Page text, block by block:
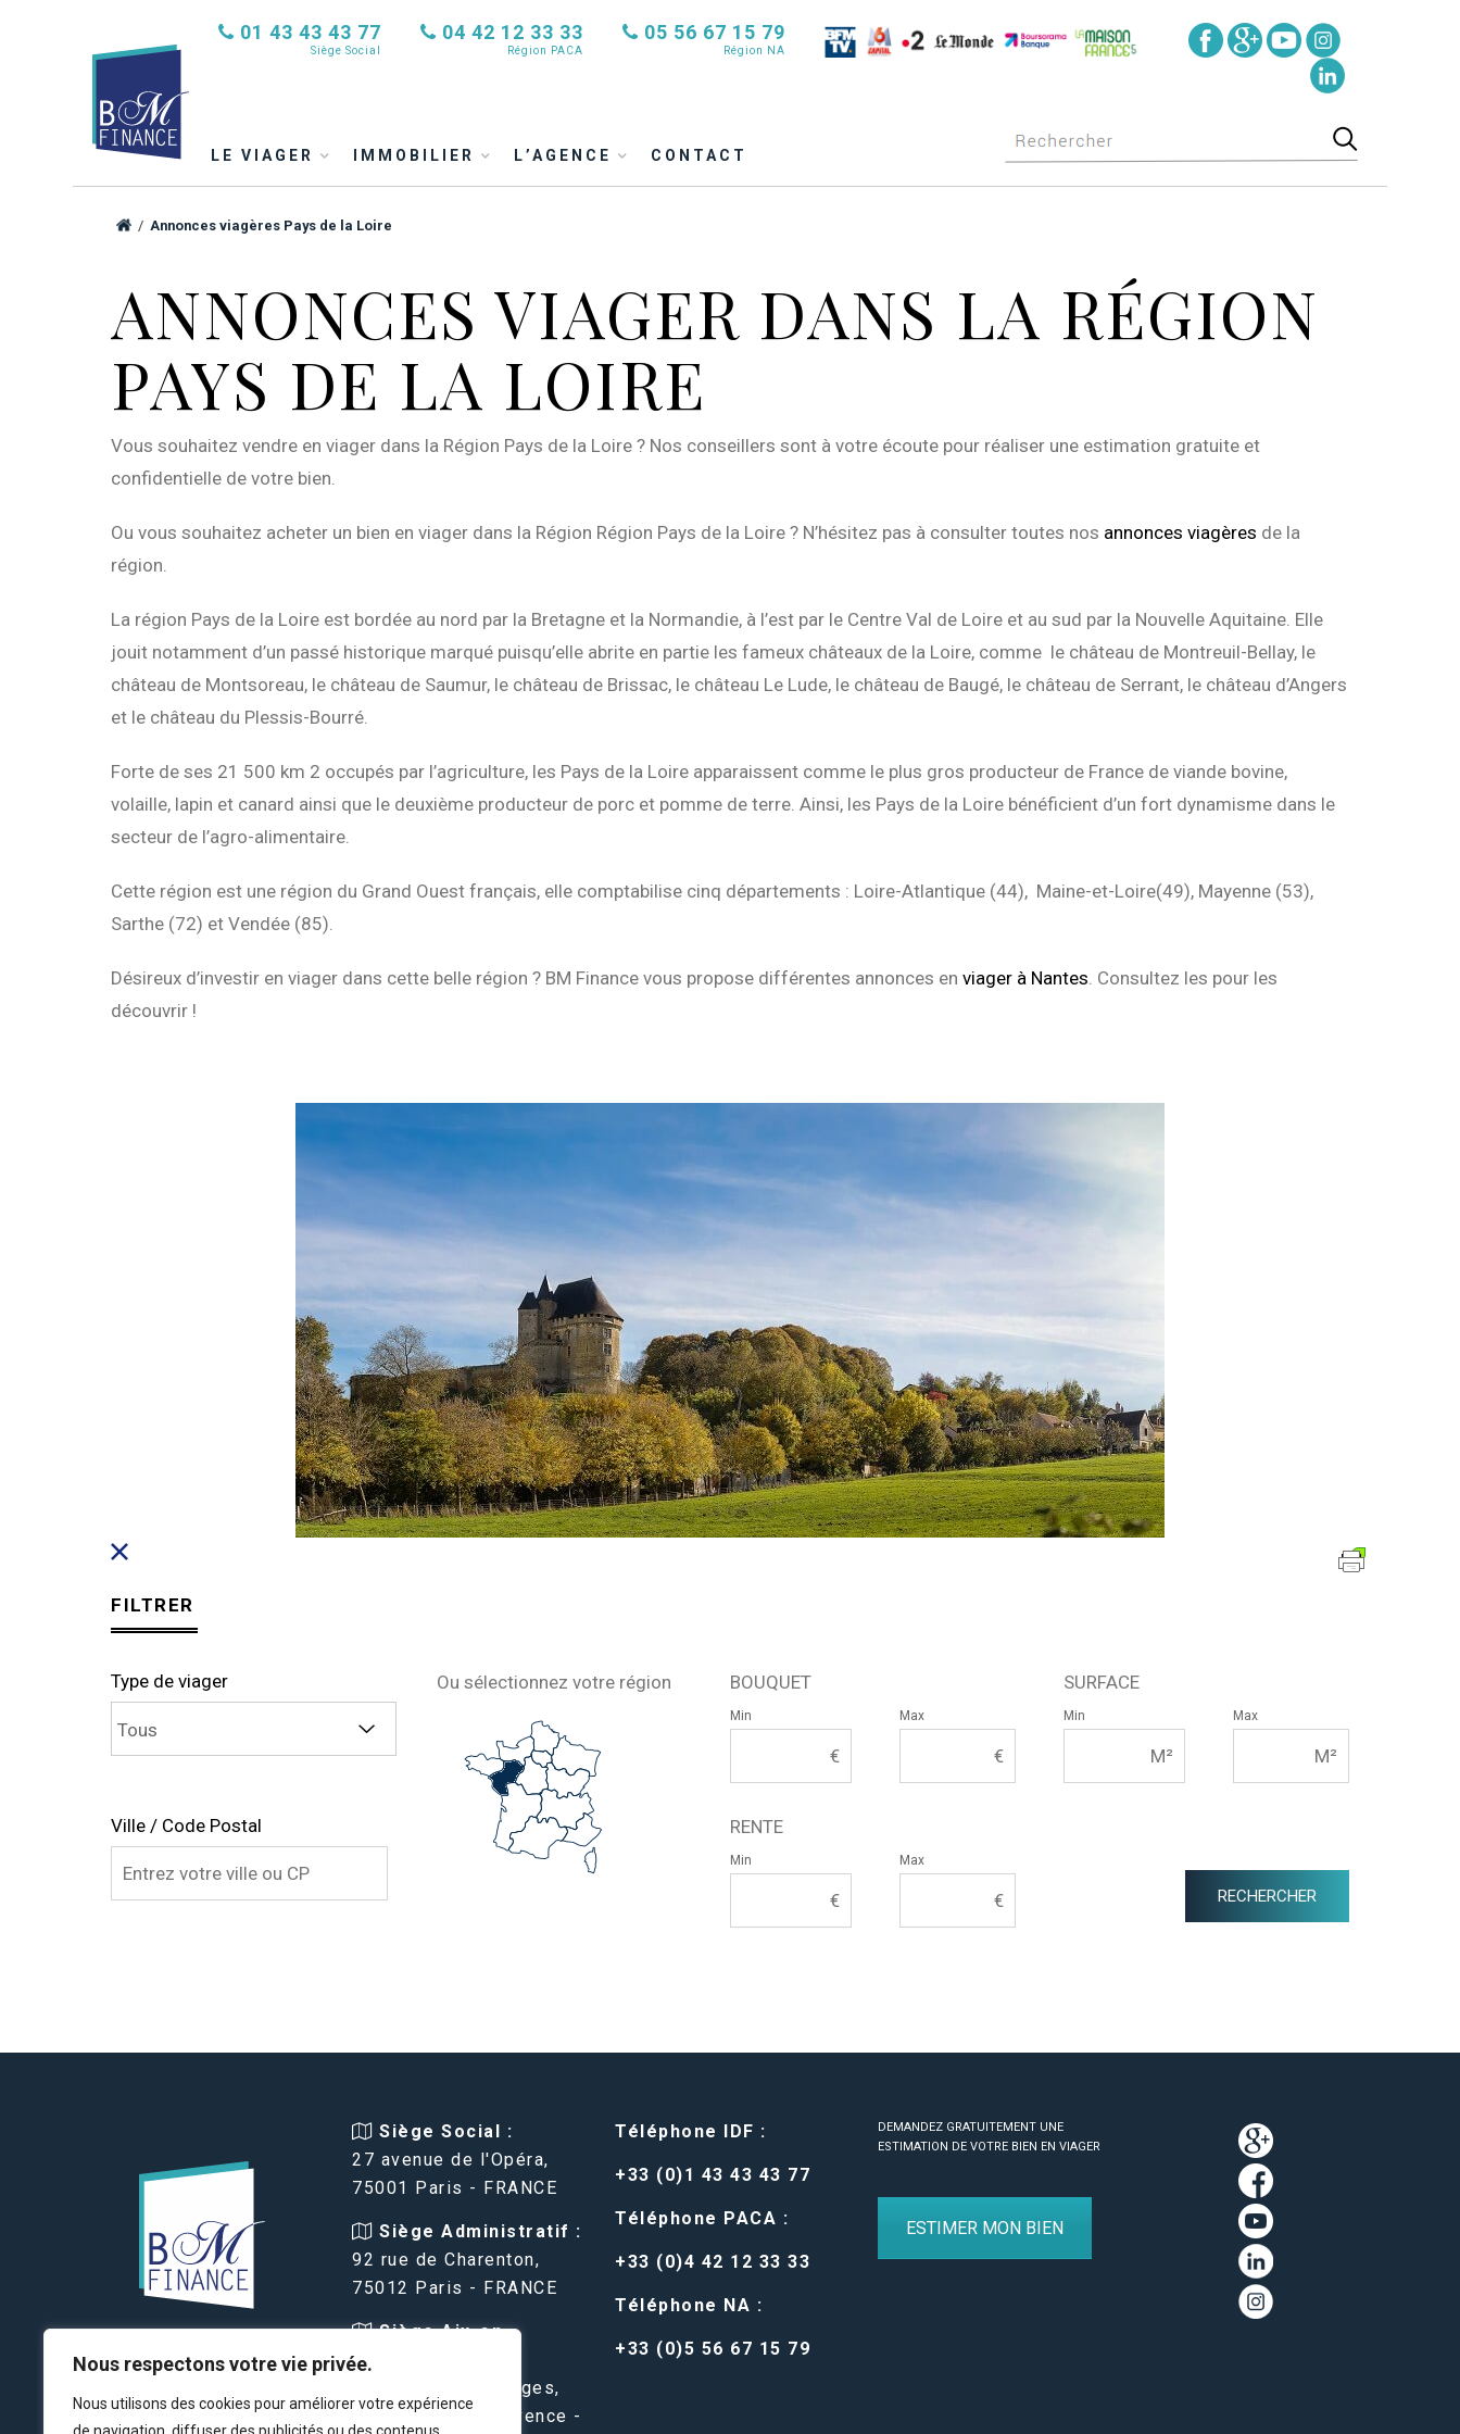
Nous respectons votre vie privée.
Nous utilisons des cookies pour améliorer votre expérience
01 43 43 43 77
Siège Social
04 42 12 33 33
Région PACA
05 56 67 15 79
Région NA
LE VIAGER IMMOBILIER L’AGENCE CONTACT
/ Annonces viagères Pays de la Loire
ANNONCES VIAGER DANS LA RÉGION
PAYS DE LA LOIRE
Vous souhaitez vendre en viager dans la Région Pays de la Loire ? Nos conseillers sont à votre écoute pour réaliser une estimation gratuite et
confidentielle de votre bien.
Ou vous souhaitez acheter un bien en viager dans la Région Région Pays de la Loire ? N’hésitez pas à consulter toutes nos annonces viagères de la
région.
La région Pays de la Loire est bordée au nord par la Bretagne et la Normandie, à l’est par le Centre Val de Loire et au sud par la Nouvelle Aquitaine. Elle
jouit notamment d’un passé historique marqué puisqu’elle abrite en partie les fameux châteaux de la Loire, comme le château de Montreuil-Bellay, le
château de Montsoreau, le château de Saumur, le château de Brissac, le château Le Lude, le château de Baugé, le château de Serrant, le château d’Angers
et le château du Plessis-Bourré.
Forte de ses 21 500 km 2 occupés par l’agriculture, les Pays de la Loire apparaissent comme le plus gros producteur de France de viande bovine,
volaille, lapin et canard ainsi que le deuxième producteur de porc et pomme de terre. Ainsi, les Pays de la Loire bénéficient d’un fort dynamisme dans le
secteur de l’agro-alimentaire.
Cette région est une région du Grand Ouest français, elle comptabilise cinq départements : Loire-Atlantique (44), Maine-et-Loire(49), Mayenne (53),
Sarthe (72) et Vendée (85).
Désireux d’investir en viager dans cette belle région ? BM Finance vous propose différentes annonces en viager à Nantes. Consultez les pour les
découvrir !
FILTRER
Type de viager
Ville / Code Postal
Ou sélectionnez votre région BOUQUET
Min Max
RENTE
Min Max
SURFACE
Min Max
BM FINANCE
Siège Social :
27 avenue de l'Opéra,
75001 Paris - FRANCE
Siège Administratif :
92 rue de Charenton,
75012 Paris - FRANCE
Siège Aix-en-
Provence :
16 avenue des Belges,
13100 Aix-en-Provence -
Téléphone IDF :
+33 (0)1 43 43 43 77
Téléphone PACA :
+33 (0)4 42 12 33 33
Téléphone NA :
+33 (0)5 56 67 15 79
DEMANDEZ GRATUITEMENT UNE
ESTIMATION DE VOTRE BIEN EN VIAGER
ESTIMER MON BIEN